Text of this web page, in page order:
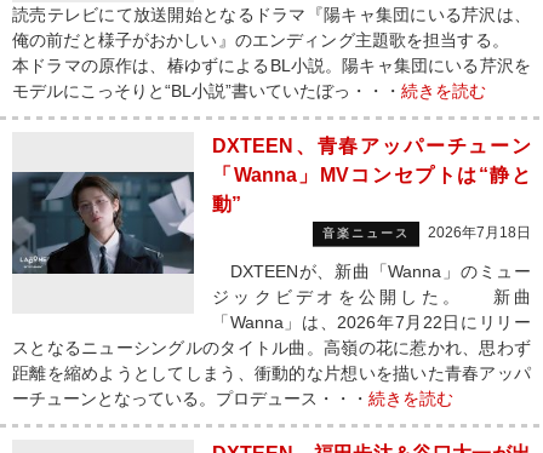
読売テレビにて放送開始となるドラマ『陽キャ集団にいる芹沢は、
俺の前だと様子がおかしい』のエンディング主題歌を担当する。
本ドラマの原作は、椿ゆずによるBL小説。陽キャ集団にいる芹沢を
モデルにこっそりと“BL小説”書いていたぼっ・・・ 続きを読む
DXTEEN、青春アッパーチューン
「Wanna」MVコンセプトは“静と
動”
音楽ニュース 2026年7月18日
DXTEENが、新曲「Wanna」のミュー
ジックビデオを公開した。 新曲
「Wanna」は、2026年7月22日にリリー
スとなるニューシングルのタイトル曲。高嶺の花に惹かれ、思わず
距離を縮めようとしてしまう、衝動的な片想いを描いた青春アッパ
ーチューンとなっている。プロデュース・・・ 続きを読む